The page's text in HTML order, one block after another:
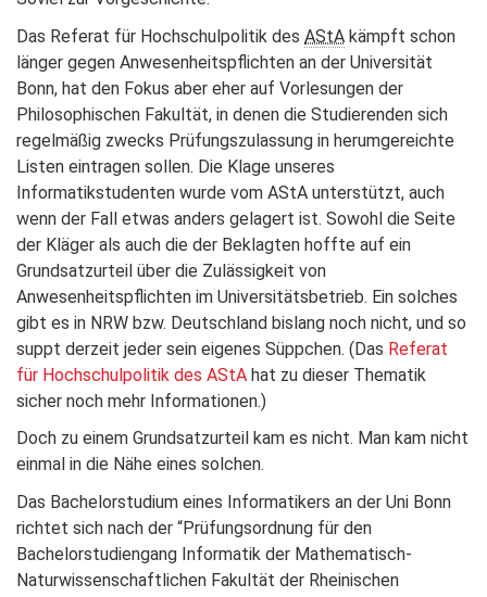
Das Referat für Hochschulpolitik des AStA kämpft schon
länger gegen Anwesenheitspflichten an der Universität
Bonn, hat den Fokus aber eher auf Vorlesungen der
Philosophischen Fakultät, in denen die Studierenden sich
regelmäßig zwecks Prüfungszulassung in herumgereichte
Listen eintragen sollen. Die Klage unseres
Informatikstudenten wurde vom AStA unterstützt, auch
wenn der Fall etwas anders gelagert ist. Sowohl die Seite
der Kläger als auch die der Beklagten hoffte auf ein
Grundsatzurteil über die Zulässigkeit von
Anwesenheitspflichten im Universitätsbetrieb. Ein solches
gibt es in NRW bzw. Deutschland bislang noch nicht, und so
suppt derzeit jeder sein eigenes Süppchen. (Das Referat
für Hochschulpolitik des AStA hat zu dieser Thematik
sicher noch mehr Informationen.)
Doch zu einem Grundsatzurteil kam es nicht. Man kam nicht
einmal in die Nähe eines solchen.
Das Bachelorstudium eines Informatikers an der Uni Bonn
richtet sich nach der “Prüfungsordnung für den
Bachelorstudiengang Informatik der Mathematisch-
Naturwissenschaftlichen Fakultät der Rheinischen